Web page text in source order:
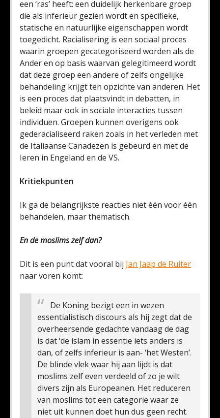
een ‘ras’ heeft: een duidelijk herkenbare groep
die als inferieur gezien wordt en specifieke,
statische en natuurlijke eigenschappen wordt
toegedicht. Racialisering is een sociaal proces
waarin groepen gecategoriseerd worden als de
Ander en op basis waarvan gelegitimeerd wordt
dat deze groep een andere of zelfs ongelijke
behandeling krijgt ten opzichte van anderen. Het
is een proces dat plaatsvindt in debatten, in
beleid maar ook in sociale interacties tussen
individuen. Groepen kunnen overigens ook
gederacialiseerd raken zoals in het verleden met
de Italiaanse Canadezen is gebeurd en met de
Ieren in Engeland en de VS.
Kritiekpunten
Ik ga de belangrijkste reacties niet één voor één
behandelen, maar thematisch.
En de moslims zelf dan?
Dit is een punt dat vooral bij Jan Jaap de Ruiter
naar voren komt:
De Koning bezigt een in wezen
essentialistisch discours als hij zegt dat de
overheersende gedachte vandaag de dag
is dat ‘de islam in essentie iets anders is
dan, of zelfs inferieur is aan- ‘het Westen’.
De blinde vlek waar hij aan lijdt is dat
moslims zelf even verdeeld of zo je wilt
divers zijn als Europeanen. Het reduceren
van moslims tot een categorie waar ze
niet uit kunnen doet hun dus geen recht.